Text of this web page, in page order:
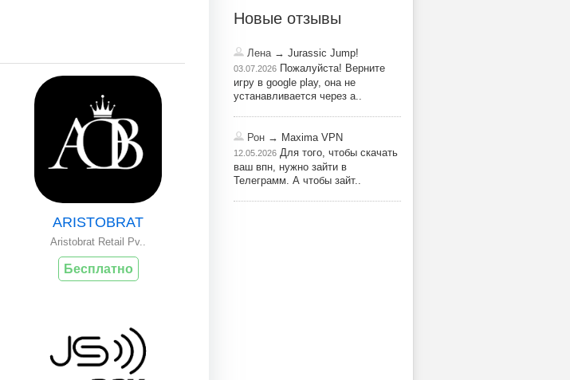
ARISTOBRAT
Aristobrat Retail Pv..
Бесплатно
Новые отзывы
Лена→ Jurassic Jump!
03.07.2026 Пожалуйста! Верните
игру в google play, она не
устанавливается через a..
Рон → Maxima VPN
12.05.2026 Для того, чтобы скачать
ваш впн, нужно зайти в
Телеграмм. А чтобы зайт..